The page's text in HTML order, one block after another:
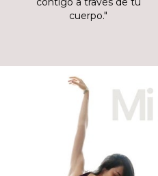
cuerpo."